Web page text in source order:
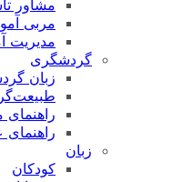
مشاور
مربی
مدیریت
گردشگری
زبان
راهنمای
زبان
کودکان